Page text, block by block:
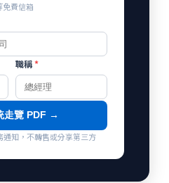
費信箱
職稱*
走覽 PDF →
通知，不轉售或分享第三方